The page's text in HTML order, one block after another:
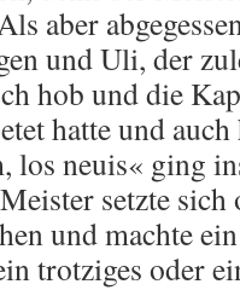
aber
und Uli, der
hob und die
hatte und
los neuis« ging
setzte
und machte
trotziges oder